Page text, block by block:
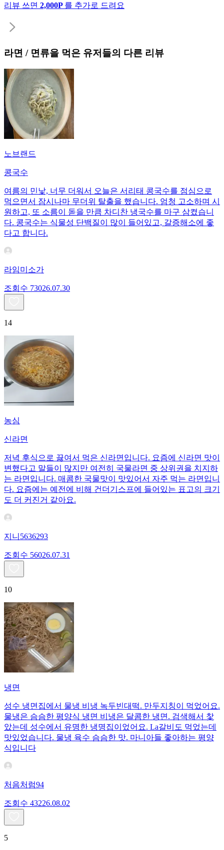
리뷰 쓰면 2,000P 를 추가로 드려요
라면 / 면류을 먹은 유저들의 다른 리뷰
노브랜드
콩국수
여름의 민낯, 너무 더워서 오늘은 서리태 콩국수를 점심으로
먹으면서 잠시나마 무더위 탈출을 했습니다. 엄청 고소하며 시
원하고, 또 소름이 돋을 만큼 차디찬 냉국수를 마구 삼켰습니
다. 콩국수는 식물성 단백질이 많이 들어있고, 갈증해소에 좋
다고 합니다.
라임미소가
조회수 73026.07.30
14
농심
신라면
저녁 후식으로 끓여서 먹은 신라면입니다. 요즘에 신라면 맛이
변했다고 말들이 많지만 여전히 국물라면 중 상위권을 치지하
는 라면입니다. 매콤한 국물맛이 맛있어서 자주 먹는 라면입니
다. 요즘에는 예전에 비해 건더기스프에 들어있는 표고의 크기
도 더 커진거 같아요.
지니5636293
조회수 56026.07.31
10
냉면
성수 냉면집에서 물냉 비냉 녹두빈대떡. 만두지칭이 먹었어요.
물냉은 슴슴한 평양식 냉면 비냉은 달콤한 냉면. 검색해서 찿
았는데 성수에서 유명한 냉명집이었어요. La갈비도 먹었는데
맛있었습니다. 물냉 육수 슴슴한 맛. 마니아들 좋아하는 평양
식입니다
처음처럼94
조회수 43226.08.02
5